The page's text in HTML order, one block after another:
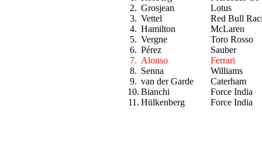
2. Grosjean
Lotus
3. Vettel
Red Bull
4. Hamilton
McLaren
5. Vergne
Toro Rosso
6. Pérez
Sauber
7. Alonso
Ferrari
8. Senna
Williams
9. van der Garde
Caterham
10. Bianchi
Force India
11. Hülkenberg Force India